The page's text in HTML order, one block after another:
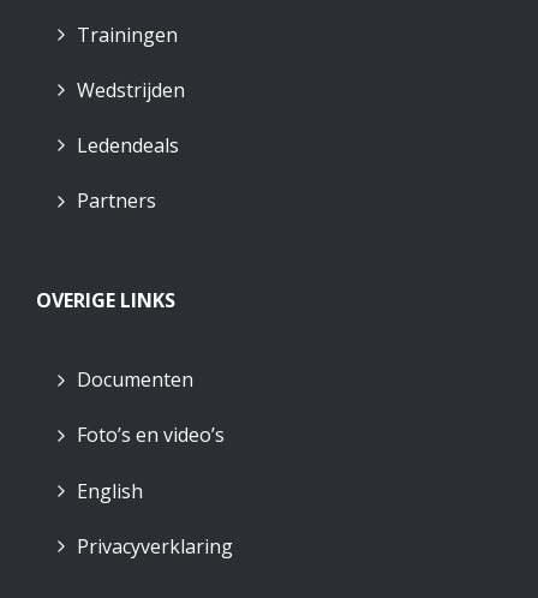
Trainingen
Wedstrijden
Ledendeals
Partners
OVERIGE LINKS
Documenten
Foto’s en video’s
English
Privacyverklaring